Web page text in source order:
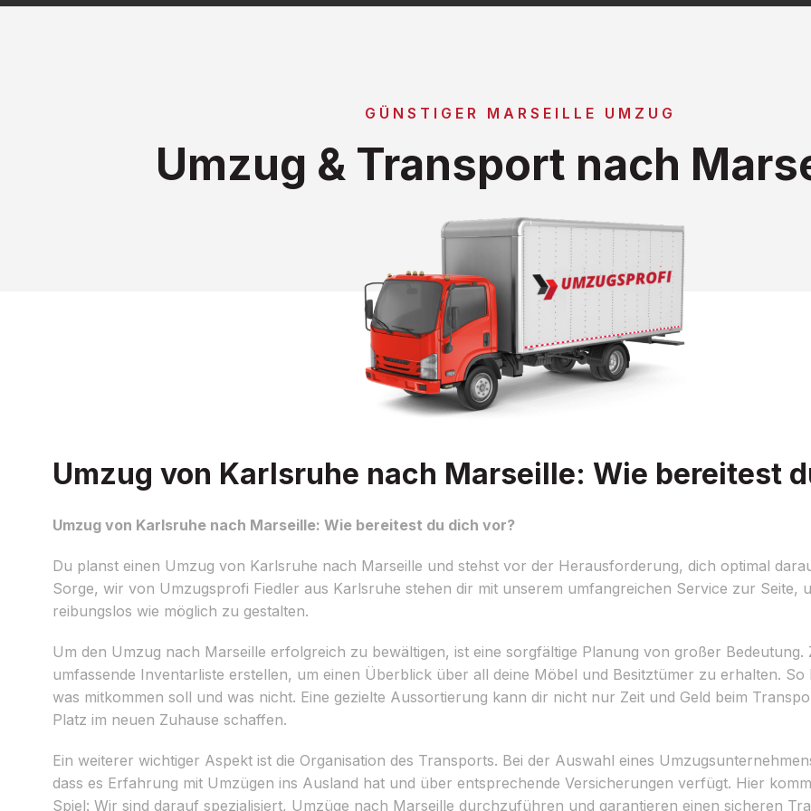
GÜNSTIGER MARSEILLE UMZUG
Umzug & Transport nach
Umzug von Karlsruhe nach Marseille: Wie bereitest
Umzug von Karlsruhe nach Marseille: Wie bereitest du dich vor?
Du planst einen Umzug von Karlsruhe nach Marseille und stehst vor der Herausforderung, dich optimal
Sorge, wir von Umzugsprofi Fiedler aus Karlsruhe stehen dir mit unserem umfangreichen Service zur Seite,
reibungslos wie möglich zu gestalten.
Um den Umzug nach Marseille erfolgreich zu bewältigen, ist eine sorgfältige Planung von großer Bedeutung.
umfassende Inventarliste erstellen, um einen Überblick über all deine Möbel und Besitztümer zu erhalten. So
was mitkommen soll und was nicht. Eine gezielte Aussortierung kann dir nicht nur Zeit und Geld beim
Platz im neuen Zuhause schaffen.
Ein weiterer wichtiger Aspekt ist die Organisation des Transports. Bei der Auswahl eines
dass es Erfahrung mit Umzügen ins Ausland hat und über entsprechende Versicherungen verfügt. Hier
Spiel: Wir sind darauf spezialisiert, Umzüge nach Marseille durchzuführen und garantieren einen sicheren